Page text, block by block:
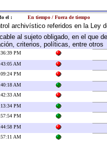
el : En tiempo / Fuera de tiempo
archivístico referidos en la Ley
al sujeto obligado, en el que
criterios, políticas, entre otros
PM
AM
PM
AM
AM
PM
PM
PM
AM